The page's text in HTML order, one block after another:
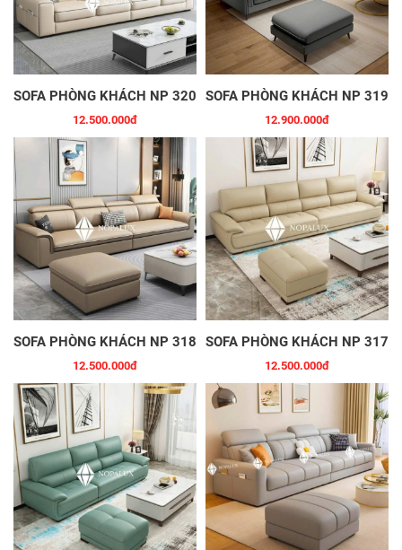
SOFA PHÒNG KHÁCH NP 320
12.500.000đ
SOFA PHÒNG KHÁCH NP 319
12.900.000đ
SOFA PHÒNG KHÁCH NP 318
12.500.000đ
SOFA PHÒNG KHÁCH NP 317
12.500.000đ